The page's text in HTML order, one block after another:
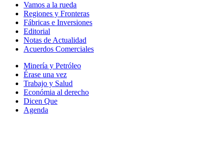
Vamos a la rueda
Regiones y Fronteras
Fábricas e Inversiones
Editorial
Notas de Actualidad
Acuerdos Comerciales
Minería y Petróleo
Érase una vez
Trabajo y Salud
Económia al derecho
Dicen Que
Agenda